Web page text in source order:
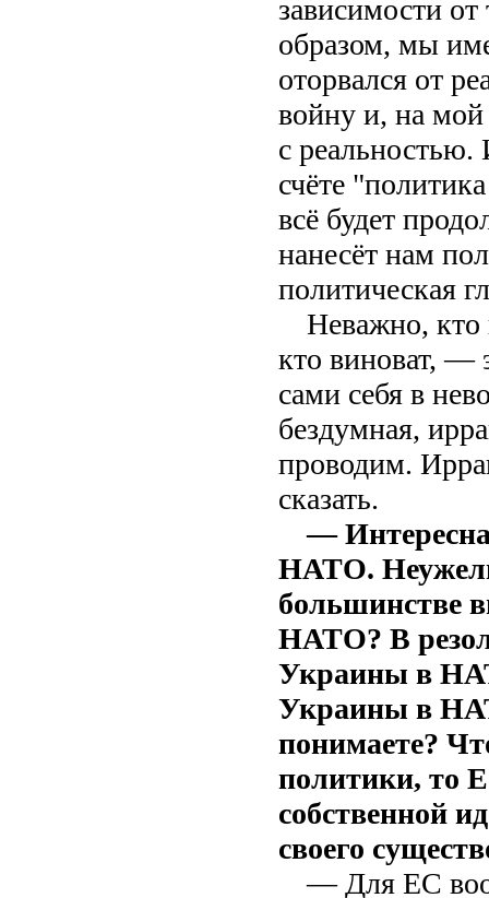
зависимости
образом, мы
оторвался от
войну и, на мой
с реальностью.
счёте
всё будет
нанесёт нам
политическая
Неважно, кто
кто виноват, —
сами себя в
бездумная,
проводим.
сказать.
—
НАТО.
большинстве
НАТО? В
Украины в
Украины в
понимаете?
политики, то
собственной
своего
— Для ЕС